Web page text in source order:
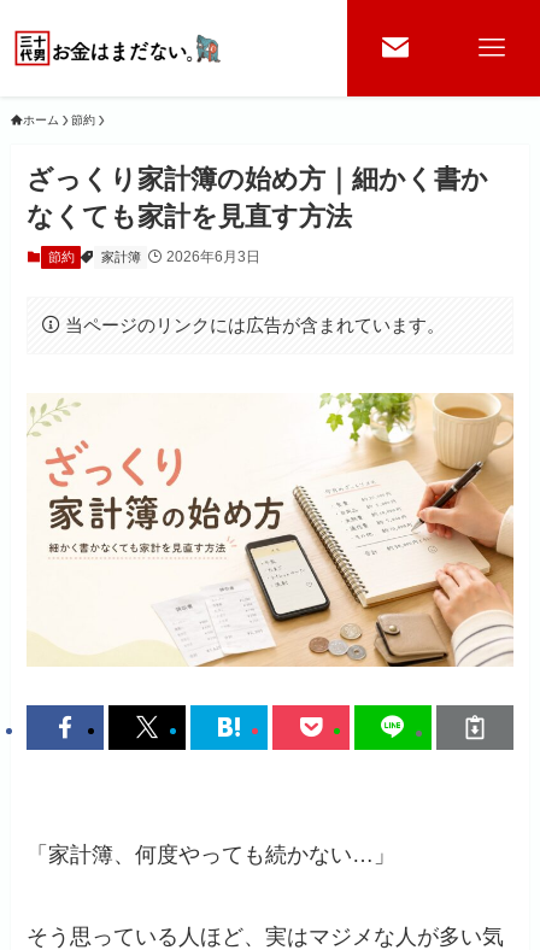
ホーム 節約
ざっくり家計簿の始め方｜細かく書か
なくても家計を見直す方法
節約 家計簿 2026年6月3日
当ページのリンクには広告が含まれています。
「家計簿、何度やっても続かない…」
そう思っている人ほど、実はマジメな人が多い気